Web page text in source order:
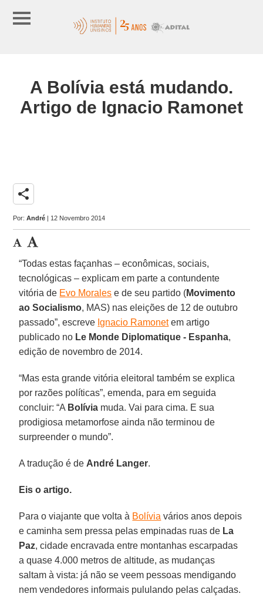
A Bolívia está mudando.
Artigo de Ignacio Ramonet
share
Por:André | 12 Novembro 2014
“Todas estas façanhas – econômicas, sociais,
tecnológicas – explicam em parte a contundente
vitória de Evo Morales e de seu partido (Movimento
ao Socialismo, MAS) nas eleições de 12 de outubro
passado”, escreve Ignacio Ramonetem artigo
publicado no Le Monde Diplomatique - Espanha,
edição de novembro de 2014.
“Mas esta grande vitória eleitoral também se explica
por razões políticas”, emenda, para em seguida
concluir: “A Bolívia muda. Vai para cima. E sua
prodigiosa metamorfose ainda não terminou de
surpreender o mundo”.
A tradução é de André Langer.
Eis o artigo.
Para o viajante que volta à Bolívia vários anos depois
e caminha sem pressa pelas empinadas ruas de La
Paz, cidade encravada entre montanhas escarpadas
a quase 4.000 metros de altitude, as mudanças
saltam à vista: já não se veem pessoas mendigando
nem vendedores informais pululando pelas calçadas.